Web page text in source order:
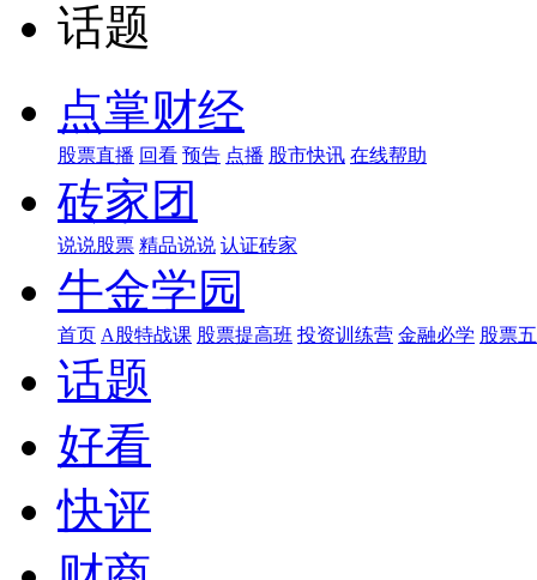
话题
点掌财经
股票直播 回看 预告 点播 股市快讯 在线帮助
砖家团
说说股票 精品说说 认证砖家
牛金学园
首页 A股特战课 股票提高班 投资训练营 金融必学 股票
话题
好看
快评